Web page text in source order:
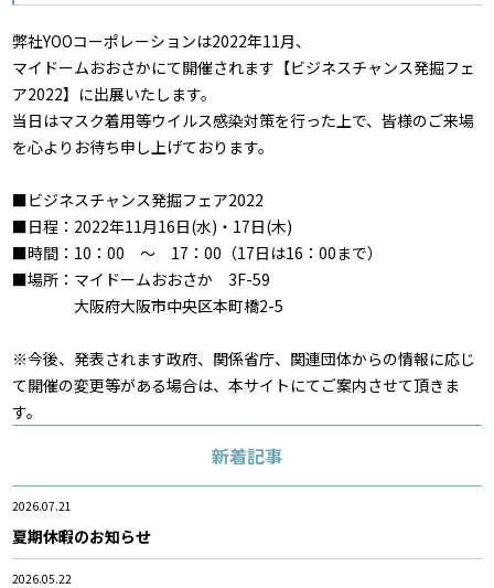
弊社YOOコーポレーションは2022年11月、
マイドームおおさかにて開催されます【ビジネスチャンス発掘フェ
ア2022】に出展いたします。
当日はマスク着用等ウイルス感染対策を行った上で、皆様のご来場
を心よりお待ち申し上げております。
■ビジネスチャンス発掘フェア2022
■日程：2022年11月16日(水)・17日(木)
■時間：10：00 ～ 17：00（17日は16：00まで）
■場所：マイドームおおさか 3F-59
大阪府大阪市中央区本町橋2-5
※今後、発表されます政府、関係省庁、関連団体からの情報に応じ
て開催の変更等がある場合は、本サイトにてご案内させて頂きま
す。
新着記事
2026.07.21
夏期休暇のお知らせ
2026.05.22